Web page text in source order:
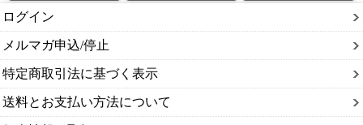
ログイン
メルマガ申込/停止
特定商取引法に基づく表示
送料とお支払い方法について